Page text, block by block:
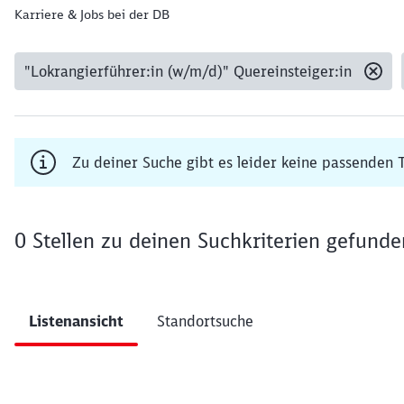
Karriere & Jobs bei der DB
Gesetzte Filter:
"Lokrangierführer:in (w/m/d)" Quereinsteiger:in
Zu deiner Suche gibt es leider keine passenden
0 Stellen zu deinen Suchkriterien
ListenansichtErgebnisse pro Seite 0
Standortsuche